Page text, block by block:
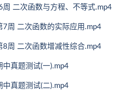
二次函数与方程、不等式.mp4
二次函数的实际应用.mp4
二次函数增减性综合.mp4
题测试(一).mp4
题测试(二).mp4